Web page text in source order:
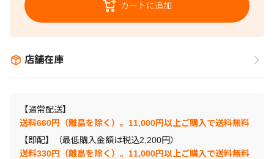
カートに追加
店舗在庫
【通常配送】
送料660円（離島を除く）。11,000円以上ご購入で送料無料
【即配】（最低購入金額は税込2,200円）
送料330円（離島を除く）。11,000円以上ご購入で送料無料